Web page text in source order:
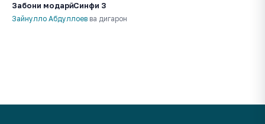
Забони модарӣ. Синфи 3
Зайнулло Абдуллоев ва дигарон